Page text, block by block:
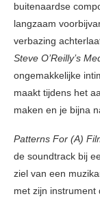
buitenaardse
langzaam
verbazing
Steve O’Reilly’s
ongemakkelijke
maakt tijdens het
maken en je bijna
Patterns For (A)
de soundtrack bij
ziel van een
met zijn instrument